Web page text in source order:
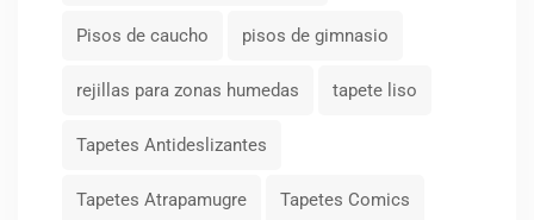
Pisos de caucho pisos de gimnasio
rejillas para zonas humedas tapete liso
Tapetes Antideslizantes
Tapetes Atrapamugre Tapetes Comics